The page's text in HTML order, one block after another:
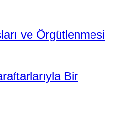
ve Örgütlenmesi
Bir